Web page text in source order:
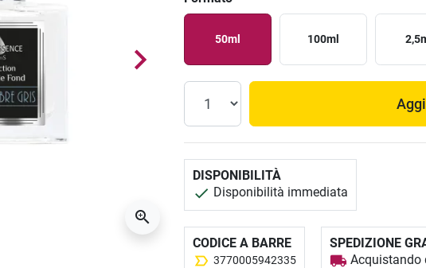
50ml 100ml
DISPONIBILITÀ
Disponibilità immediata
CODICE A BARRE
3770005942335
SPEDIZIONE
Acquistando